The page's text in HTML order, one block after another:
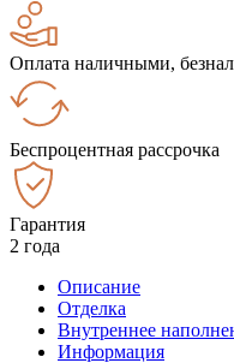
Оплата наличными,
Беспроцентная рассрочка
Гарантия
2 года
Описание
Отделка
Внутреннее
Информация